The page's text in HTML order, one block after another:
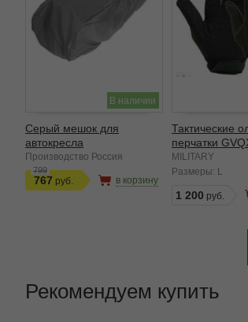
В наличии
Серый мешок для
автокресла
Производство Россия
799
767 в корзину
Тактические
перчатки
MILITARY
Размеры: L
1 200
Рекомендуем купить